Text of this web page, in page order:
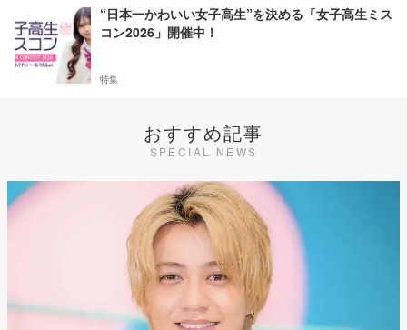
“日本一かわいい女子高生”を決める「女子高生ミス
コン2026」開催中！
特集
おすすめ記事
SPECIAL NEWS